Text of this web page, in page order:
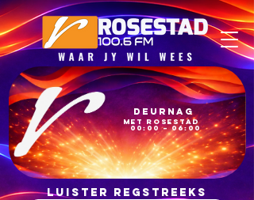
00:00 – 06:00
met Rosestad
Deurnag
Luister regstreeks